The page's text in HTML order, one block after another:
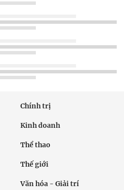
Chính trị
Kinh doanh
Thể thao
Thế giới
Văn hóa - Giải trí